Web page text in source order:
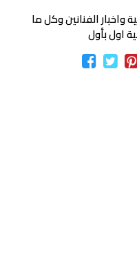
واخبار الفنانين وكل ما
اول بأول